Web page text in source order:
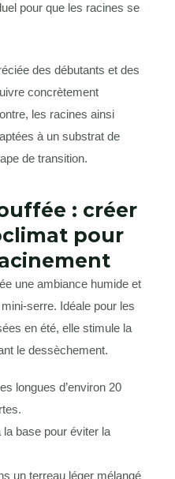
pour que les racines se
des débutants et des
concrètement
les racines ainsi
à un substrat de
de transition.
: créer
pour
une ambiance humide et
serre. Idéale pour les
en été, elle stimule la
le dessèchement.
longues d’environ 20
base pour éviter la
un terreau léger mélangé